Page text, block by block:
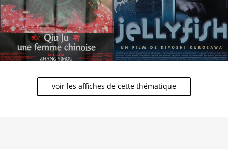
voir les affiches de cette thématique